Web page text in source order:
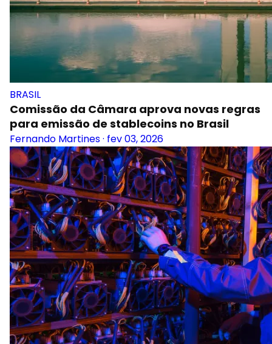
BRASIL
Comissão da Câmara aprova novas regras
para emissão de stablecoins no Brasil
Fernando Martines· fev 03, 2026